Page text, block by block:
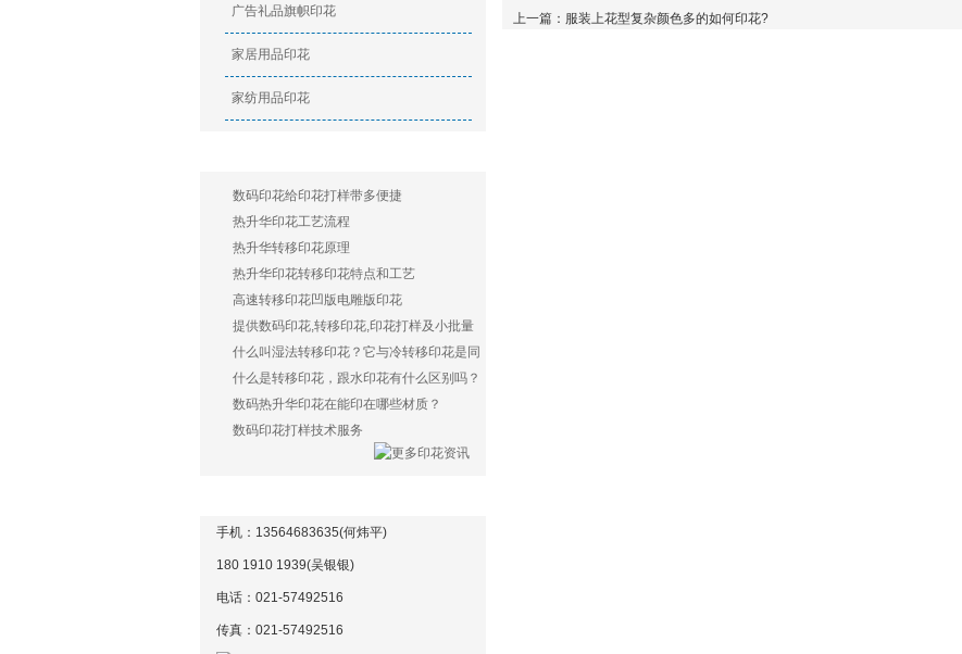
广告礼品旗帜印花
家居用品印花
家纺用品印花
数码印花给印花打样带多便捷
热升华印花工艺流程
热升华转移印花原理
热升华印花转移印花特点和工艺
高速转移印花凹版电雕版印花
提供数码印花,转移印花,印花打样及小批量
生产服务
什么叫湿法转移印花？它与冷转移印花是同
样一种印花方式吗？
什么是转移印花，跟水印花有什么区别吗？
数码热升华印花在能印在哪些材质？
数码印花打样技术服务
手机：13564683635(何炜平)
180 1910 1939(吴银银)
电话：021-57492516
传真：021-57492516
上一篇： 服装上花型复杂颜色多的如何印花?